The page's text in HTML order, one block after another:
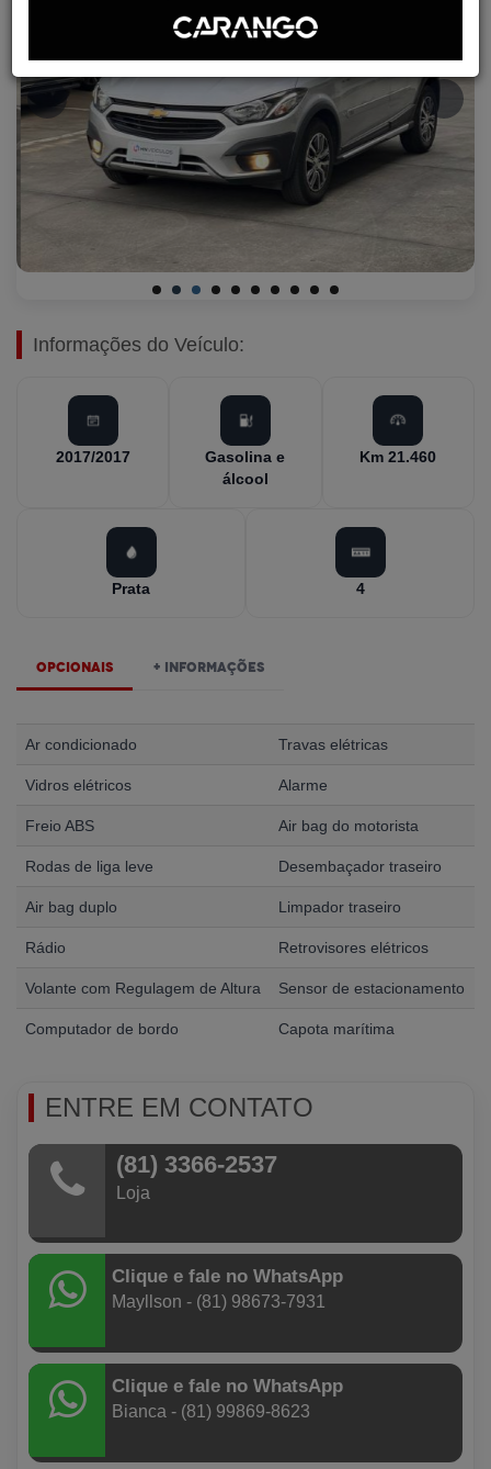
Informações do Veículo:
2017/2017
Gasolina e
álcool
Km 21.460
Prata 4
Opcionais + Informações
Ar condicionado Travas elétricas
Vidros elétricos Alarme
Freio ABS Air bag do motorista
Rodas de liga leve Desembaçador traseiro
Air bag duplo Limpador traseiro
Rádio Retrovisores elétricos
Volante com Regulagem de Altura Sensor de estacionamento
Computador de bordo Capota marítima
ENTRE EM CONTATO
(81) 3366-2537
Loja
Clique e fale no WhatsApp
Mayllson - (81) 98673-7931
Clique e fale no WhatsApp
Bianca - (81) 99869-8623